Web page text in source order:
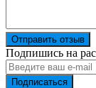
Отправить отзыв
Подпишись на